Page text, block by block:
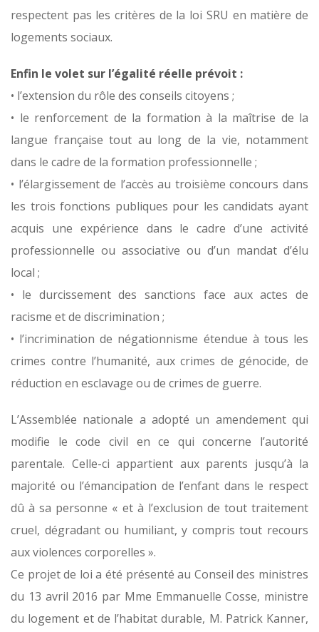
respectent pas les critères de la loi SRU en matière de
logements sociaux.
Enfin le volet sur l’égalité réelle prévoit :
• l’extension du rôle des conseils citoyens ;
• le renforcement de la formation à la maîtrise de la
langue française tout au long de la vie, notamment
dans le cadre de la formation professionnelle ;
• l’élargissement de l’accès au troisième concours dans
les trois fonctions publiques pour les candidats ayant
acquis une expérience dans le cadre d’une activité
professionnelle ou associative ou d’un mandat d’élu
local ;
• le durcissement des sanctions face aux actes de
racisme et de discrimination ;
• l’incrimination de négationnisme étendue à tous les
crimes contre l’humanité, aux crimes de génocide, de
réduction en esclavage ou de crimes de guerre.
L’Assemblée nationale a adopté un amendement qui
modifie le code civil en ce qui concerne l’autorité
parentale. Celle-ci appartient aux parents jusqu’à la
majorité ou l’émancipation de l’enfant dans le respect
dû à sa personne « et à l’exclusion de tout traitement
cruel, dégradant ou humiliant, y compris tout recours
aux violences corporelles ».
Ce projet de loi a été présenté au Conseil des ministres
du 13 avril 2016 par Mme Emmanuelle Cosse, ministre
du logement et de l’habitat durable, M. Patrick Kanner,